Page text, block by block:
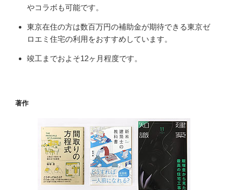
やコラボも可能です。
東京在住の方は数百万円の補助金が期待できる東京ゼ
ロエミ住宅の利用をおすすめしています。
竣工までおよそ12ヶ月程度です。
著作